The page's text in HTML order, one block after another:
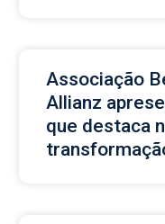
Associação
Allianz
que destaca